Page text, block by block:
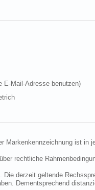
Mail-Adresse benutzen)
Markenkennzeichnung ist in
rechtliche
derzeit geltende
Dementsprechend